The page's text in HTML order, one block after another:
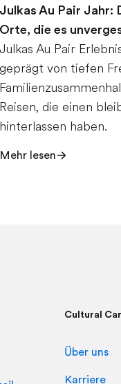
Julkas Au Pair Jahr:
Orte, die es
Julkas Au Pair
geprägt von tiefen
Reisen, die einen
hinterlassen haben.
Mehr lesen
Cultural
Über uns
Karriere